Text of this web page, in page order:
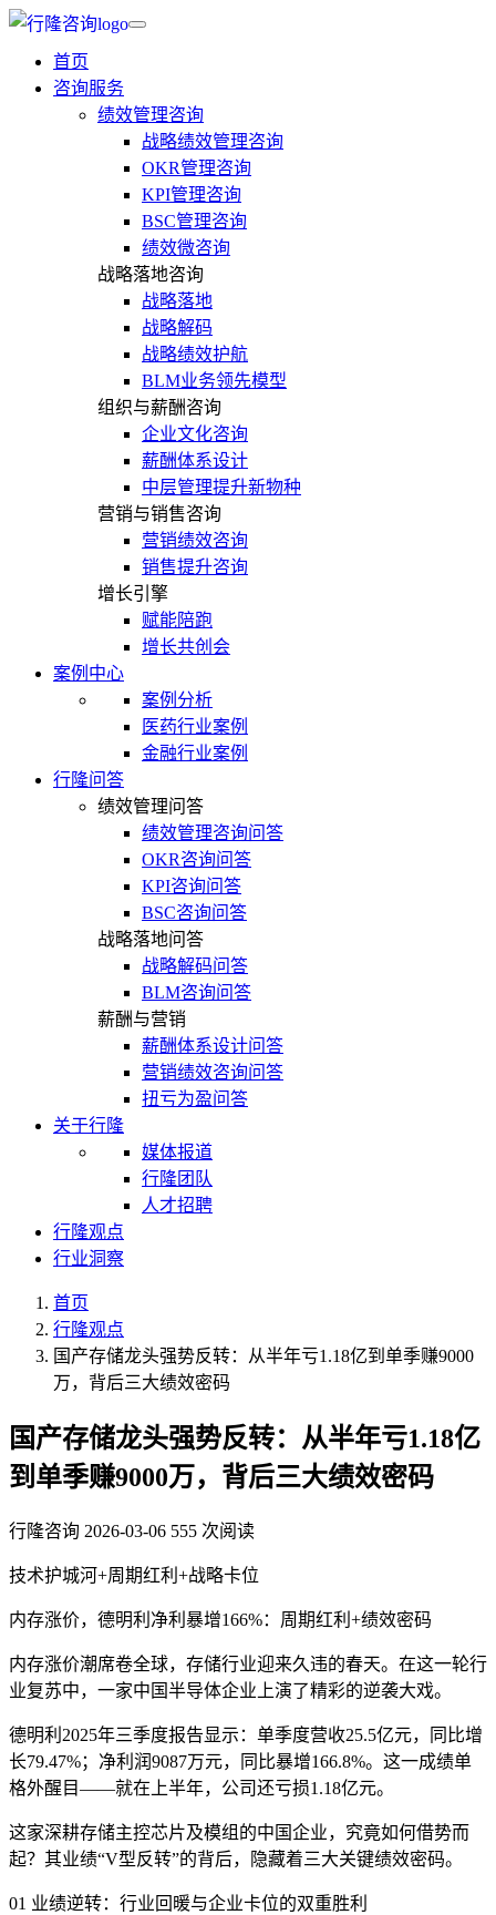
首页
咨询服务
绩效管理咨询
战略绩效管理咨询
OKR管理咨询
KPI管理咨询
BSC管理咨询
绩效微咨询
战略落地咨询
战略落地
战略解码
战略绩效护航
BLM业务领先模型
组织与薪酬咨询
企业文化咨询
薪酬体系设计
中层管理提升新物种
营销与销售咨询
营销绩效咨询
销售提升咨询
增长引擎
赋能陪跑
增长共创会
案例中心
案例分析
医药行业案例
金融行业案例
行隆问答
绩效管理问答
绩效管理咨询问答
OKR咨询问答
KPI咨询问答
BSC咨询问答
战略落地问答
战略解码问答
BLM咨询问答
薪酬与营销
薪酬体系设计问答
营销绩效咨询问答
扭亏为盈问答
关于行隆
媒体报道
行隆团队
人才招聘
行隆观点
行业洞察
首页
行隆观点
国产存储龙头强势反转：从半年亏1.18亿到单季赚9000
万，背后三大绩效密码
国产存储龙头强势反转：从半年亏1.18亿
到单季赚9000万，背后三大绩效密码
行隆咨询 2026-03-06 555 次阅读
技术护城河+周期红利+战略卡位
内存涨价，德明利净利暴增166%：周期红利+绩效密码
内存涨价潮席卷全球，存储行业迎来久违的春天。在这一轮行
业复苏中，一家中国半导体企业上演了精彩的逆袭大戏。
德明利2025年三季度报告显示：单季度营收25.5亿元，同比增
长79.47%；净利润9087万元，同比暴增166.8%。这一成绩单
格外醒目——就在上半年，公司还亏损1.18亿元。
这家深耕存储主控芯片及模组的中国企业，究竟如何借势而
起？其业绩“V型反转”的背后，隐藏着三大关键绩效密码。
01 业绩逆转：行业回暖与企业卡位的双重胜利